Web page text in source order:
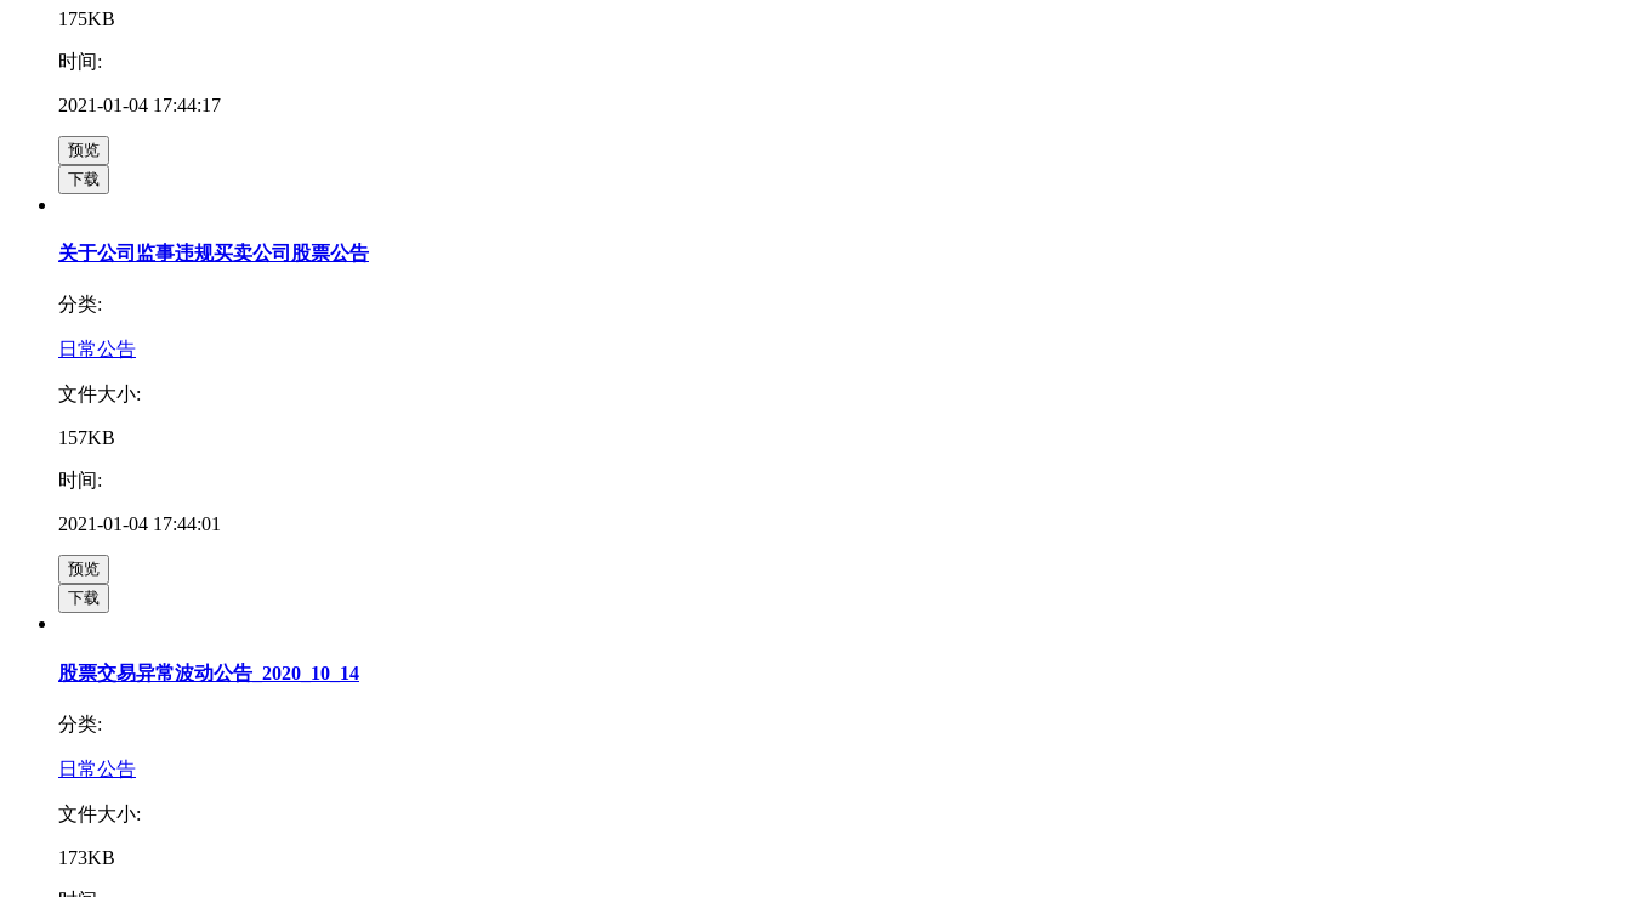
175KB
时间:
2021-01-04 17:44:17
预览
下载
关于公司监事违规买卖公司股票公告
分类:
日常公告
文件大小:
157KB
时间:
2021-01-04 17:44:01
预览
下载
股票交易异常波动公告_2020_10_14
分类:
日常公告
文件大小:
173KB